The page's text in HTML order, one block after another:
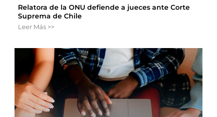
Relatora de la ONU defiende a jueces ante Corte
Suprema de Chile
Leer Más >>